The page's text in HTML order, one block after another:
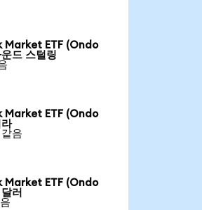
ETF (Ondo
드 스털링
ETF (Ondo
음
ETF (Ondo
러